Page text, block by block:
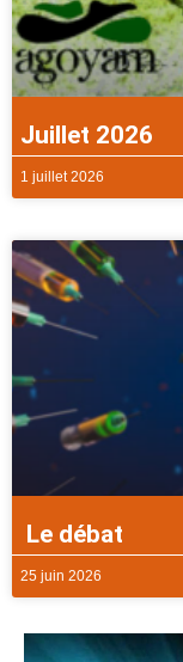
Juillet 2026
1 juillet 2026
Le débat
25 juin 2026